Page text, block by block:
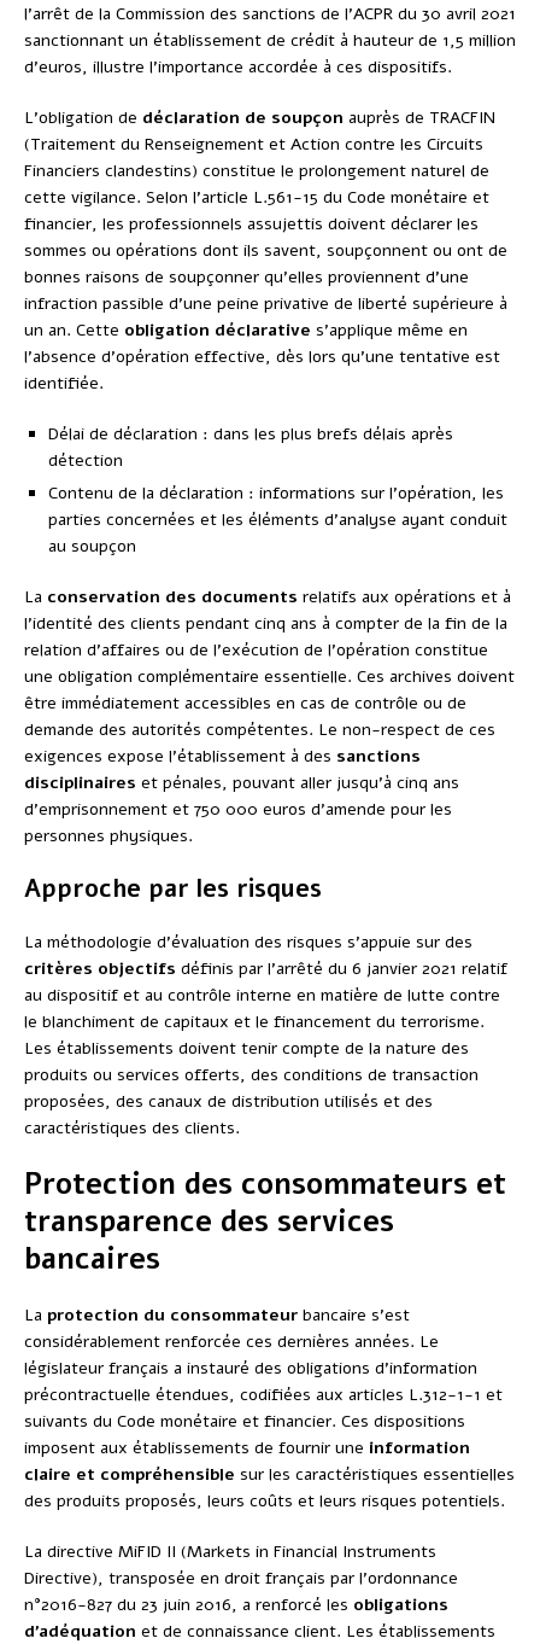
l’arrêt de la Commission des sanctions de l’ACPR du 30 avril 2021
sanctionnant un établissement de crédit à hauteur de 1,5 million
d’euros, illustre l’importance accordée à ces dispositifs.
L’obligation de déclaration de soupçon auprès de TRACFIN
(Traitement du Renseignement et Action contre les Circuits
Financiers clandestins) constitue le prolongement naturel de
cette vigilance. Selon l’article L.561-15 du Code monétaire et
financier, les professionnels assujettis doivent déclarer les
sommes ou opérations dont ils savent, soupçonnent ou ont de
bonnes raisons de soupçonner qu’elles proviennent d’une
infraction passible d’une peine privative de liberté supérieure à
un an. Cette obligation déclarative s’applique même en
l’absence d’opération effective, dès lors qu’une tentative est
identifiée.
Délai de déclaration : dans les plus brefs délais après
détection
Contenu de la déclaration : informations sur l’opération, les
parties concernées et les éléments d’analyse ayant conduit
au soupçon
La conservation des documents relatifs aux opérations et à
l’identité des clients pendant cinq ans à compter de la fin de la
relation d’affaires ou de l’exécution de l’opération constitue
une obligation complémentaire essentielle. Ces archives doivent
être immédiatement accessibles en cas de contrôle ou de
demande des autorités compétentes. Le non-respect de ces
exigences expose l’établissement à des sanctions
disciplinaires et pénales, pouvant aller jusqu’à cinq ans
d’emprisonnement et 750 000 euros d’amende pour les
personnes physiques.
Approche par les risques
La méthodologie d’évaluation des risques s’appuie sur des
critères objectifs définis par l’arrêté du 6 janvier 2021 relatif
au dispositif et au contrôle interne en matière de lutte contre
le blanchiment de capitaux et le financement du terrorisme.
Les établissements doivent tenir compte de la nature des
produits ou services offerts, des conditions de transaction
proposées, des canaux de distribution utilisés et des
caractéristiques des clients.
Protection des consommateurs et
transparence des services
bancaires
La protection du consommateur bancaire s’est
considérablement renforcée ces dernières années. Le
législateur français a instauré des obligations d’information
précontractuelle étendues, codifiées aux articles L.312-1-1 et
suivants du Code monétaire et financier. Ces dispositions
imposent aux établissements de fournir une information
claire et compréhensible sur les caractéristiques essentielles
des produits proposés, leurs coûts et leurs risques potentiels.
La directive MiFID II (Markets in Financial Instruments
Directive), transposée en droit français par l’ordonnance
n°2016-827 du 23 juin 2016, a renforcé les obligations
d’adéquation et de connaissance client. Les établissements